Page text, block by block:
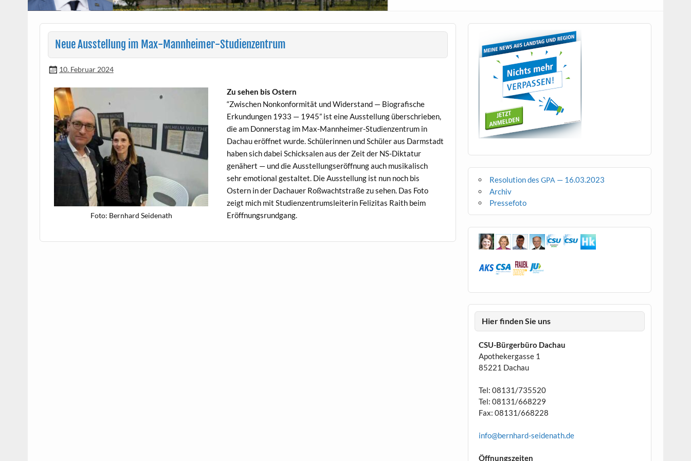
Neue Ausstellung im Max-Mannheimer-Studienzentrum
10. Februar 2024
Foto: Bern­hard Seidenath
Zu sehen bis Ostern
“Zwis­chen Nonkon­for­mität und Wider­stand — Biografis­che
Erkun­dun­gen 1933 — 1945” ist eine Ausstel­lung über­schrieben,
die am Don­ner­stag im Max-Mannheimer-Stu­dien­zen­trum in
Dachau eröffnet wurde. Schü­lerin­nen und Schüler aus Darm­stadt
haben sich dabei Schick­salen aus der Zeit der NS-Dik­tatur
genähert — und die Ausstel­lungseröff­nung auch musikalisch
sehr emo­tion­al gestal­tet. Die Ausstel­lung ist nun noch bis
Ostern in der Dachauer Roßwacht­straße zu sehen. Das Foto
zeigt mich mit Stu­dien­zen­trum­slei­t­erin Feliz­itas Raith beim
Eröffnungsrundgang.
Resolution desGPA — 16.03.2023
Archiv
Pressefoto
Hier finden Sie uns
CSU-Bürgerbüro Dachau
Apothekergasse 1
85221 Dachau
Tel: 08131/735520
Tel: 08131/668229
Fax: 08131/668228
info@bernhard-seidenath.de
Öffnungszeiten